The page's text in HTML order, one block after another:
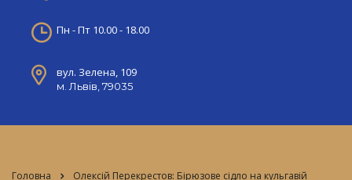
Пн - Пт 10.00 - 18.00
вул. Зелена, 109
м. Львів, 79035
Головна
Олексій Перекрестов: Бірюзове сідло на кульгавій